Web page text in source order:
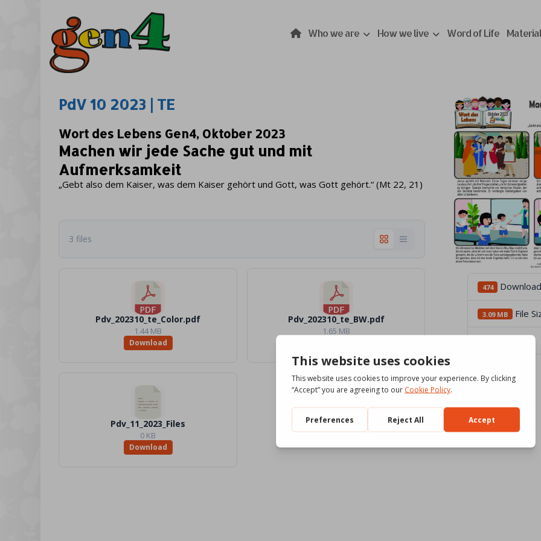
Who we are How we live Word of Life
PdV 10 2023 | TE
Wort des Lebens Gen4, Oktober 2023
Machen wir jede Sache gut und mit
Aufmerksamkeit
„Gebt also dem Kaiser, was dem Kaiser gehört und Gott, was Gott gehört.“ (Mt 22, 21)
3 files
Pdv_202310_te_Color.pdf
1.44 MB
Download
Pdv_202310_te_BW.pdf
1.65 MB
Pdv_11_2023_Files
0 KB
Download
474 Download
3.09 MB File